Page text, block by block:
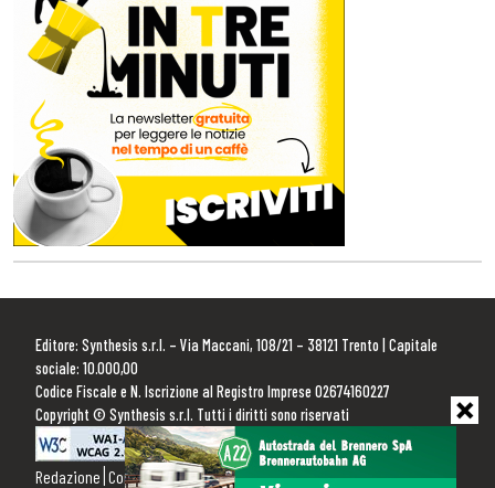
Editore: Synthesis s.r.l. – Via Maccani, 108/21 – 38121 Trento | Capitale
sociale: 10.000,00
Codice Fiscale e N. Iscrizione al Registro Imprese 02674160227
Copyright © Synthesis s.r.l. Tutti i diritti sono riservati
Redazione Contattaci Pubblicità Privacy Policy Cookie Policy